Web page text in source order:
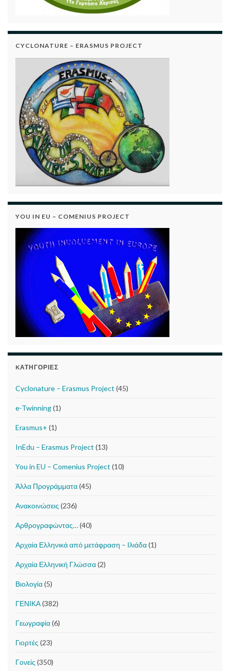
CYCLONATURE – ERASMUS PROJECT
YOU IN EU – COMENIUS PROJECT
KΑΤΗΓΟΡΊΕΣ
Cyclonature – Erasmus Project (45)
e-Twinning(1)
Erasmus+ (1)
InEdu – Erasmus Project (13)
You in EU – Comenius Project (10)
Άλλα Προγράμματα(45)
Ανακοινώσεις (236)
Αρθρογραφώντας…(40)
Αρχαία Ελληνικά από μετάφραση – Ιλιάδα(1)
Αρχαία Ελληνική Γλώσσα(2)
Βιολογία(5)
ΓΕΝΙΚΑ(382)
Γεωγραφία(6)
Γιορτές (23)
Γονείς (350)